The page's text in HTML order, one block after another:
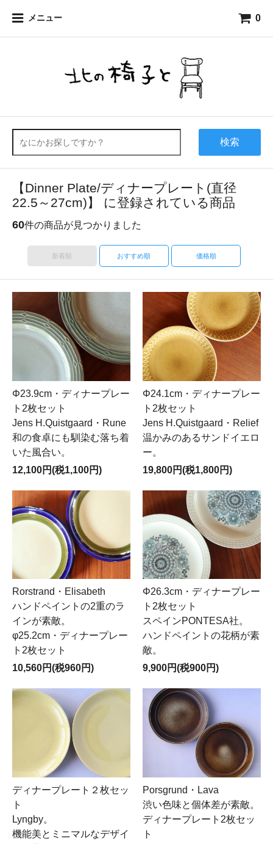
メニュー 0
検索
【Dinner Plate/ディナープレート(直径
22.5～27cm)】 に登録されている商品
60件の商品が見つかりました
新着順 おすすめ順 価格順
Φ23.9cm・ディナープレー
ト2枚セット
Jens H.Quistgaard・Rune
和の食卓にも馴染む落ち着
いた風合い。
12,100円(税1,100円)
Φ24.1cm・ディナープレー
ト2枚セット
Jens H.Quistgaard・Relief
温かみのあるサンドイエロ
ー。
19,800円(税1,800円)
Rorstrand・Elisabeth
ハンドペイントの2重のラ
インが素敵。
φ25.2cm・ディナープレー
ト2枚セット
10,560円(税960円)
Φ26.3cm・ディナープレー
ト2枚セット
スペインPONTESA社。
ハンドペイントの花柄が素
敵。
9,900円(税900円)
ディナープレート２枚セッ
ト
Lyngby。
機能美とミニマルなデザイ
Porsgrund・Lava
渋い色味と個体差が素敵。
ディナープレート2枚セッ
ト